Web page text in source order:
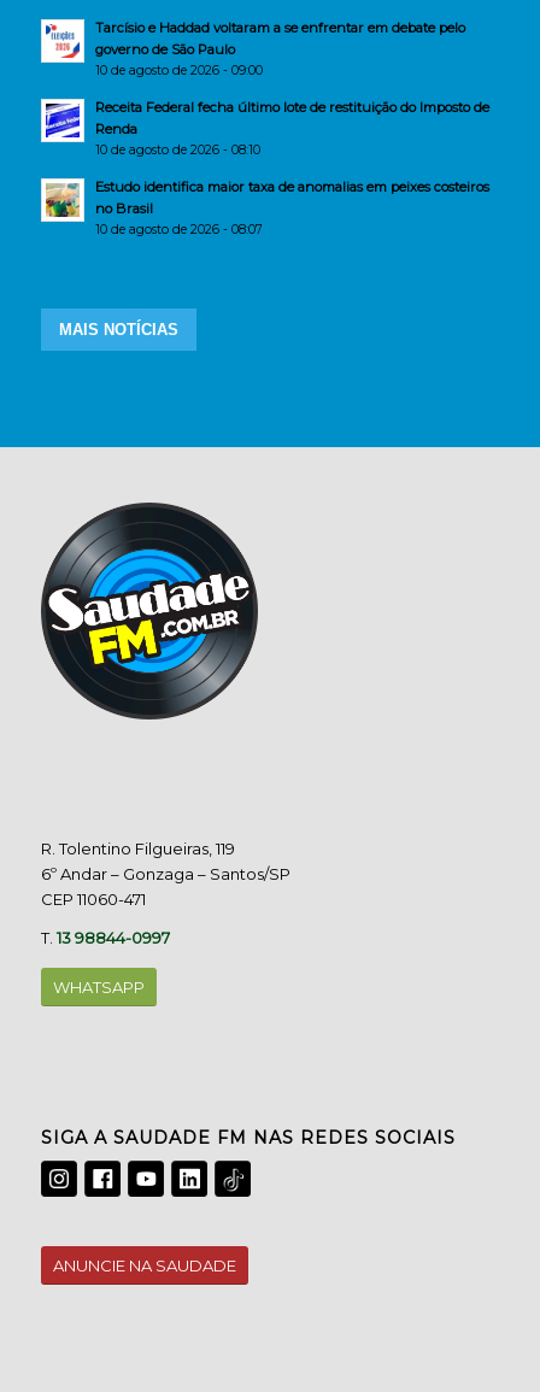
Tarcísio e Haddad voltaram a se enfrentar em debate pelo
governo de São Paulo
10 de agosto de 2026 - 09:00
Receita Federal fecha último lote de restituição do Imposto de
Renda
10 de agosto de 2026 - 08:10
Estudo identifica maior taxa de anomalias em peixes costeiros
no Brasil
10 de agosto de 2026 - 08:07
MAIS NOTÍCIAS
R. Tolentino Filgueiras, 119
6º Andar – Gonzaga – Santos/SP
CEP 11060-471
T.13 98844-0997
WHATSAPP
SIGA A SAUDADE FM NAS REDES SOCIAIS
ANUNCIE NA SAUDADE